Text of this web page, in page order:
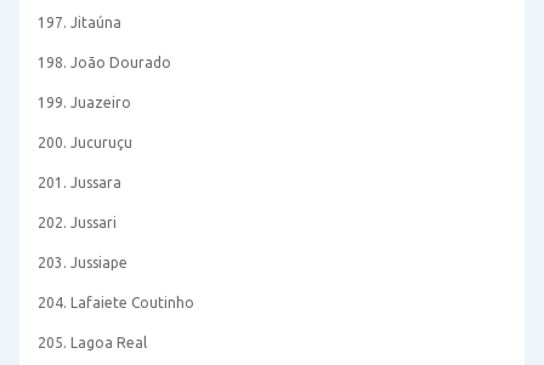
197. Jitaúna
198. João Dourado
199. Juazeiro
200. Jucuruçu
201. Jussara
202. Jussari
203. Jussiape
204. Lafaiete Coutinho
205. Lagoa Real